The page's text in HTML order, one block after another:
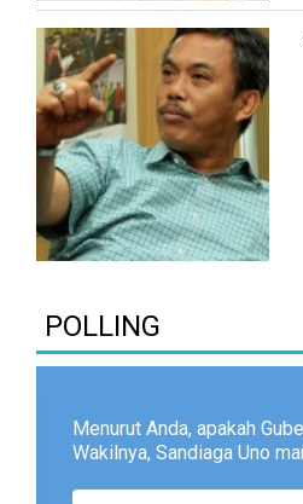
POLLING
Menurut Anda, apakah
Wakilnya, Sandiaga Uno